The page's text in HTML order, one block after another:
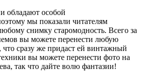
обладают особой
мы показали читателям
снимку старомодность. Всего за
вы можете перенести любую
сразу же придаст ей винтажный
вы можете перенести фото на
так что дайте волю фантазии!